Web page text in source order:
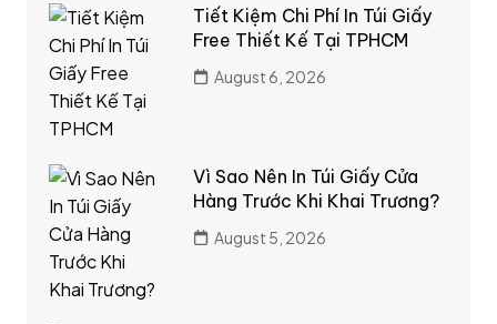
Tiết Kiệm Chi Phí In Túi Giấy
Free Thiết Kế Tại TPHCM
August 6, 2026
Vì Sao Nên In Túi Giấy Cửa
Hàng Trước Khi Khai Trương?
August 5, 2026